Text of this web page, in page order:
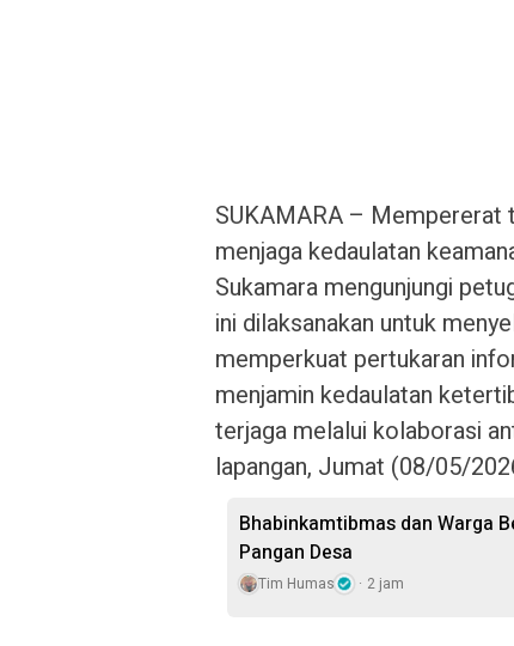
SUKAMARA – Mempererat
menjaga kedaulatan
Sukamara mengunjungi
ini dilaksanakan untuk
memperkuat pertukaran
menjamin kedaulatan
terjaga melalui kolaborasi
lapangan, Jumat (08/05/
Bhabinkamtibmas dan Warga
Pangan Desa
Tim Humas 2 jam